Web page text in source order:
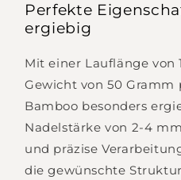
Perfekte
ergiebig
Mit einer Lauflänge von
Gewicht von 50 Gramm
Bamboo besonders
Nadelstärke von 2-4
und präzise
die gewünschte